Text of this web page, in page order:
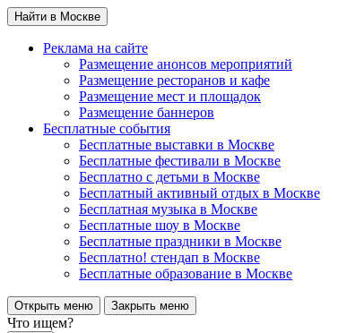
Найти в Москве
Реклама на сайте
Размещение анонсов мероприятий
Размещение ресторанов и кафе
Размещение мест и площадок
Размещение баннеров
Бесплатные события
Бесплатные выставки в Москве
Бесплатные фестивали в Москве
Бесплатно с детьми в Москве
Бесплатный активный отдых в Москве
Бесплатная музыка в Москве
Бесплатные шоу в Москве
Бесплатные праздники в Москве
Бесплатно! стендап в Москве
Бесплатные образование в Москве
Открыть меню Закрыть меню
Что ищем?